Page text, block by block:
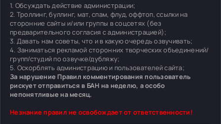
1. Обсуждать действие администрации;
2. Троллинг, буллинг, мат, спам, флуд, оффтоп, ссылки на
сторонние сайты и/или группы в соцсетях (без
предварительного согласия с администрацией);
3. Давать нам советы, что и в какую очередь озвучивать;
4. Заниматься рекламой сторонних творческих объединений/
групп/студий по озвучке/дубляжу;
5. Оскорблять администрацию и пользователей сайта;
За нарушение Правил комментирования пользователь
рискует отправиться в БАН на неделю, а особо
непонятливые на месяц.
Незнание правил не освобождает от ответственности!